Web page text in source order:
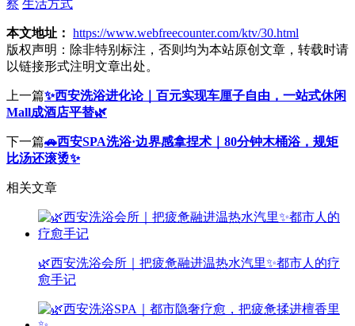
察 生活方式
本文地址： https://www.webfreecounter.com/ktv/30.html
版权声明： 除非特别标注，否则均为本站原创文章，转载时请
以链接形式注明文章出处。
上一篇✨西安洗浴进化论｜百元实现车厘子自由，一站式休闲
Mall成酒店平替🌿
下一篇🚗西安SPA洗浴·边界感拿捏术｜80分钟木桶浴，规矩
比汤还滚烫✨
相关文章
🌿西安洗浴会所｜把疲惫融进温热水汽里✨都市人的疗
愈手记